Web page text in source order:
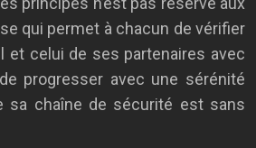
qui permet à chacun de vérifier
et celui de ses partenaires avec
progresser avec une sérénité
sa chaîne de sécurité est sans